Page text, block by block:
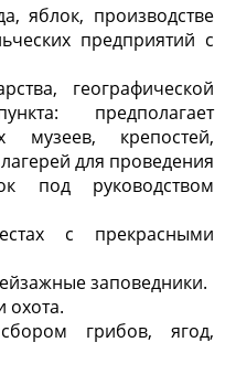
яблок, производстве
предприятий с
географической
предполагает
музеев, крепостей,
для проведения
под руководством
с прекрасными
заповедники.
охота.
грибов, ягод,